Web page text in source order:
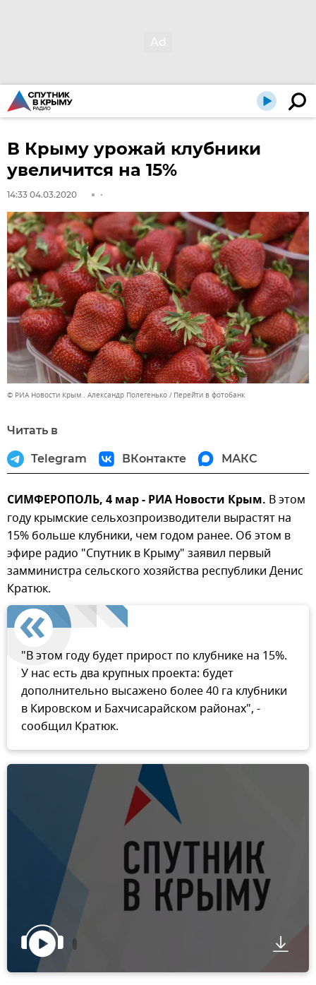
В Крыму урожай клубники
увеличится на 15%
14:33 04.03.2020
© РИА Новости Крым . Александр Полегенько Перейти в фотобанк
Читать в
Telegram ВКонтакте МАКС
СИМФЕРОПОЛЬ, 4 мар - РИА Новости Крым. В этом
году крымские сельхозпроизводители вырастят на
15% больше клубники, чем годом ранее. Об этом в
эфире радио "Спутник в Крыму" заявил первый
замминистра сельского хозяйства республики Денис
Кратюк.
"В этом году будет прирост по клубнике на 15%.
У нас есть два крупных проекта: будет
дополнительно высажено более 40 га клубники
в Кировском и Бахчисарайском районах", -
сообщил Кратюк.